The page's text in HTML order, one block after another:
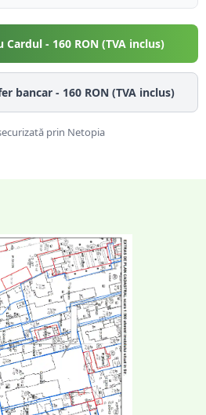
Cardul - 160RON (TVA inclus)
bancar - 160RON (TVA inclus)
prin Netopia